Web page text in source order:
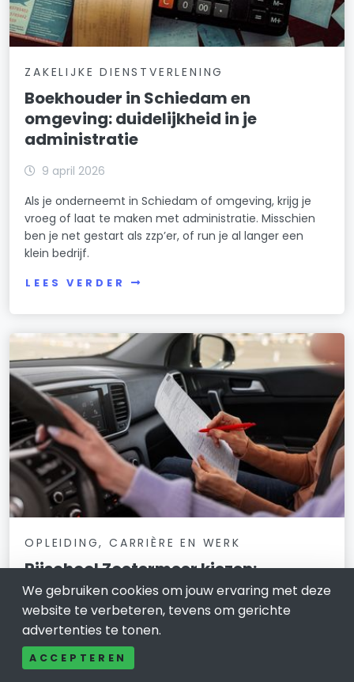
ZAKELIJKE DIENSTVERLENING
Boekhouder in Schiedam en
omgeving: duidelijkheid in je
administratie
9 april 2026
Als je onderneemt in Schiedam of omgeving, krijg je
vroeg of laat te maken met administratie. Misschien
ben je net gestart als zzp’er, of run je al langer een
klein bedrijf.
LEES VERDER
OPLEIDING, CARRIÈRE EN WERK
Rijschool Zoetermeer kiezen:
kwaliteit in Zuid-Holland
18 maart 2026
Een goede rijschool Zoetermeer kies je door te letten
op structuur, uitleg en een duidelijke route richting het
We gebruiken cookies om jouw ervaring met deze
website te verbeteren, tevens om gerichte
advertenties te tonen.
ACCEPTEREN